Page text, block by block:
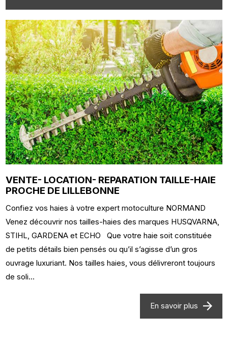
VENTE- LOCATION- REPARATION TAILLE-HAIE
PROCHE DE LILLEBONNE
Confiez vos haies à votre expert motoculture NORMAND
Venez découvrir nos tailles-haies des marques HUSQVARNA,
STIHL, GARDENA et ECHO Que votre haie soit constituée
de petits détails bien pensés ou qu’il s’agisse d’un gros
ouvrage luxuriant. Nos tailles haies, vous délivreront toujours
de soli...
En savoir plus